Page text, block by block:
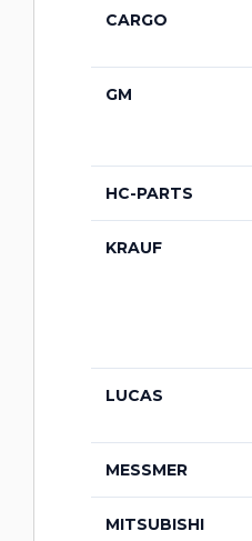
CARGO
GM
HC-PARTS
KRAUF
LUCAS
MESSMER
MITSUBISHI